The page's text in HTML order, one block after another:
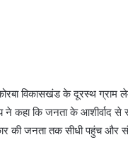
विकासखंड के दूरस्थ ग्राम
ने कहा कि जनता के आशीर्वाद
की जनता तक सीधी पहुंच और